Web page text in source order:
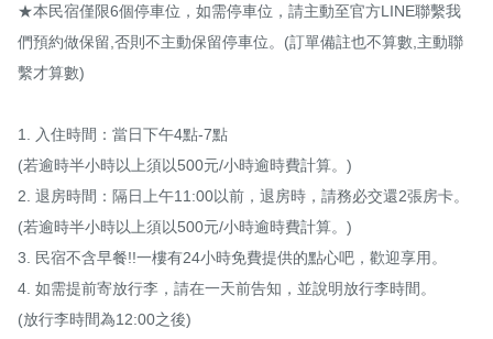
★本民宿僅限6個停車位，如需停車位，請主動至官方LINE聯繫我
們預約做保留,否則不主動保留停車位。(訂單備註也不算數,主動聯
繫才算數)
1. 入住時間：當日下午4點-7點
(若逾時半小時以上須以500元/小時逾時費計算。)
2. 退房時間：隔日上午11:00以前，退房時，請務必交還2張房卡。
(若逾時半小時以上須以500元/小時逾時費計算。)
3. 民宿不含早餐!!一樓有24小時免費提供的點心吧，歡迎享用。
4. 如需提前寄放行李，請在一天前告知，並說明放行李時間。
(放行李時間為12:00之後)